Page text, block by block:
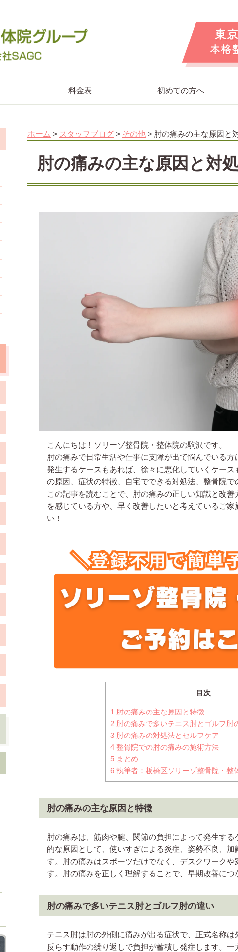
料金表 初めての方へ
ホーム > スタッフブログ > その他 > 肘の痛みの主な原因と
肘の痛みの主な原因と対
こんにちは！ソリーゾ整骨院・整体院の駒沢です。
肘の痛みで日常生活や仕事に支障が出て悩んでいる
発生するケースもあれば、徐々に悪化していくケー
の原因、症状の特徴、自宅でできる対処法、整骨院で
この記事を読むことで、肘の痛みの正しい知識と改
を感じている方や、早く改善したいと考えているご
い！
目次
1 肘の痛みの主な原因と特徴
2 肘の痛みで多いテニス肘とゴルフ肘
3 肘の痛みの対処法とセルフケア
4 整骨院での肘の痛みの施術方法
5 まとめ
6 執筆者：板橋区ソリーゾ整骨院・整
肘の痛みの主な原因と特徴
肘の痛みは、筋肉や腱、関節の負担によって発生す
的な原因として、使いすぎによる炎症、姿勢不良、加
す。肘の痛みはスポーツだけでなく、デスクワーク
す。肘の痛みを正しく理解することで、早期改善につ
肘の痛みで多いテニス肘とゴルフ肘の違い
テニス肘は肘の外側に痛みが出る症状で、正式名称
反らす動作の繰り返しで負担が蓄積し発症します。